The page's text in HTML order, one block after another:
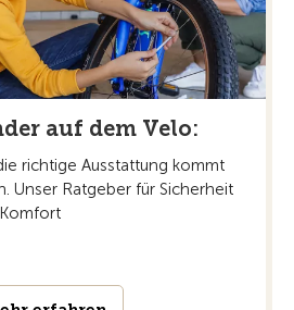
auf dem Velo:
richtige Ausstattung kommt
Unser Ratgeber für Sicherheit